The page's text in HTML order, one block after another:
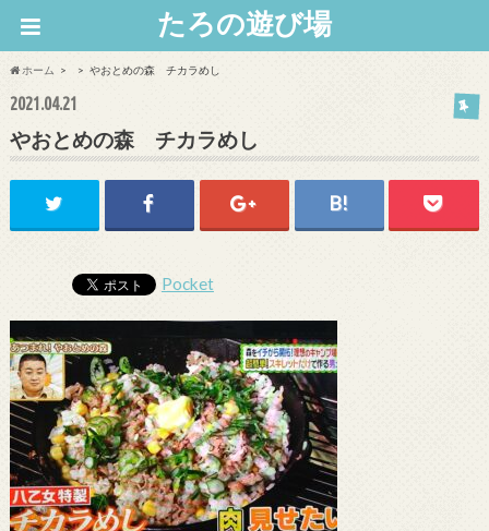
たろの遊び場
ホーム やおとめの森 チカラめし
2021.04.21
やおとめの森 チカラめし
Pocket